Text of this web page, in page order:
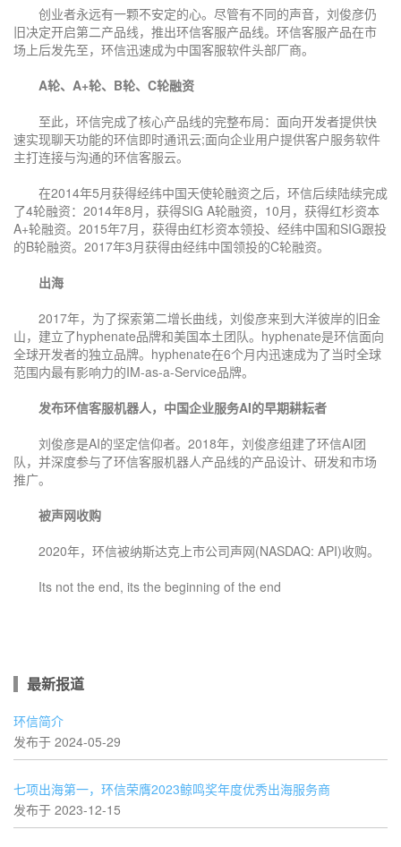
创业者永远有一颗不安定的心。尽管有不同的声音，刘俊彦仍
旧决定开启第二产品线，推出环信客服产品线。环信客服产品在市
场上后发先至，环信迅速成为中国客服软件头部厂商。
A轮、A+轮、B轮、C轮融资
至此，环信完成了核心产品线的完整布局：面向开发者提供快
速实现聊天功能的环信即时通讯云;面向企业用户提供客户服务软件
主打连接与沟通的环信客服云。
在2014年5月获得经纬中国天使轮融资之后，环信后续陆续完成
了4轮融资：2014年8月，获得SIG A轮融资，10月，获得红杉资本
A+轮融资。2015年7月，获得由红杉资本领投、经纬中国和SIG跟投
的B轮融资。2017年3月获得由经纬中国领投的C轮融资。
出海
2017年，为了探索第二增长曲线，刘俊彦来到大洋彼岸的旧金
山，建立了hyphenate品牌和美国本土团队。hyphenate是环信面向
全球开发者的独立品牌。hyphenate在6个月内迅速成为了当时全球
范围内最有影响力的IM-as-a-Service品牌。
发布环信客服机器人，中国企业服务AI的早期耕耘者
刘俊彦是AI的坚定信仰者。2018年，刘俊彦组建了环信AI团
队，并深度参与了环信客服机器人产品线的产品设计、研发和市场
推广。
被声网收购
2020年，环信被纳斯达克上市公司声网(NASDAQ: API)收购。
Its not the end, its the beginning of the end
最新报道
环信简介
发布于 2024-05-29
七项出海第一，环信荣膺2023鲸鸣奖年度优秀出海服务商
发布于 2023-12-15
提交
不了，谢谢
登录即时通讯云